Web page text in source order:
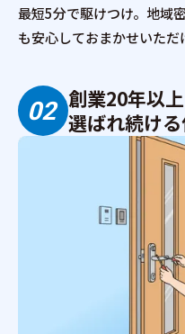
最短5分で駆けつけ。地域
も安心しておまかせいただ
02 創業20年以上
選ばれ続け